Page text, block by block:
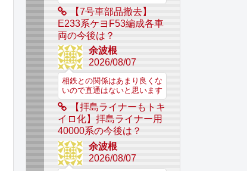
【7号車部品撤去】
E233系ケヨF53編成各車
両の今後は？
余波根
2026/08/07
相鉄との関係はあまり良くな
いので直通はないと思います
【拝島ライナーもトキ
イロ化】拝島ライナー用
40000系の今後は？
余波根
2026/08/07